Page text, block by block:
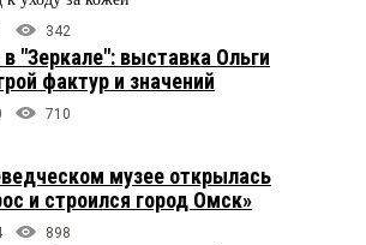
342
"Зеркале": выставка Ольги
фактур и значений
710
музее открылась
и строился город Омск»
898